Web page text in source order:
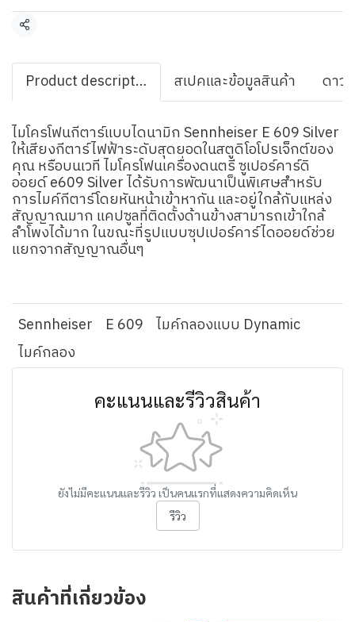
แชร์
Product description สเปคและข้อมูลสินค้า ดาว
ไมโครโฟนกีตาร์แบบไดนามิก Sennheiser E 609 Silver
ให้เสียงกีตาร์ไฟฟ้าระดับสุดยอดในสตูดิโอโปรเจ็กต์ของ
คุณ หรือบนเวที ไมโครโฟนเครื่องดนตรี ซูเปอร์คาร์ดิ
ออยด์ e609 Silver ได้รับการพัฒนาเป็นพิเศษสำหรับ
การไมค์กีตาร์โดยหันหน้าเข้าหากัน และอยู่ใกล้กับแหล่ง
สัญญาณมาก แคปซูลที่ติดตั้งด้านข้างสามารถเข้าใกล้
ลำโพงได้มาก ในขณะที่รูปแบบซุปเปอร์คาร์ไดออยด์ช่วย
แยกจากสัญญาณอื่นๆ
Sennheiser E 609 ไมค์กลองแบบ Dynamic
ไมค์กลอง
คะแนนและรีวิวสินค้า
ยังไม่มีคะแนนและรีวิว เป็นคนแรกที่แสดงความคิดเห็น
รีวิว
สินค้าที่เกี่ยวข้อง